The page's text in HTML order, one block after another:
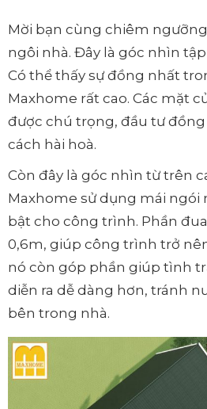
Mời bạn cùng chiêm
ngôi nhà. Đây là góc nhìn
Có thể thấy sự đồng nhất
Maxhome rất cao. Các mặt
được chú trọng, đầu tư
cách hài hoà.
Còn đây là góc nhìn từ trên
Maxhome sử dụng mái ngói
bật cho công trình. Phần
0,6m, giúp công trình trở
nó còn góp phần giúp tình
diễn ra dễ dàng hơn, tránh
bên trong nhà.